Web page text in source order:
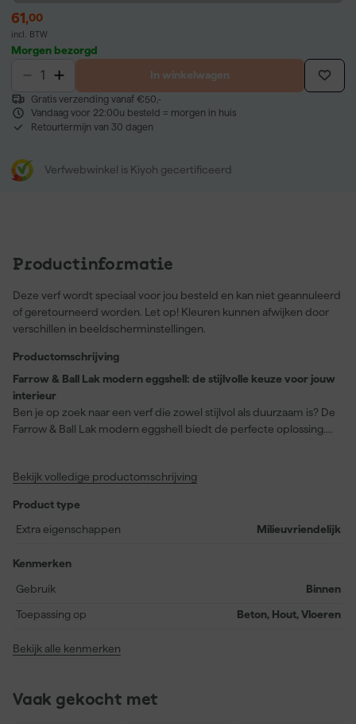
61,00
incl. BTW
Morgen bezorgd
In winkelwagen
Gratis verzending vanaf €50,-
Vandaag voor 22:00u besteld = morgen in huis
Retourtermijn van 30 dagen
Verfwebwinkel is Kiyoh gecertificeerd
Productinformatie
Deze verf wordt speciaal voor jou besteld en kan niet geannuleerd
of geretourneerd worden. Let op! Kleuren kunnen afwijken door
verschillen in beeldscherminstellingen.
Productomschrijving
Farrow & Ball Lak modern eggshell: de stijlvolle keuze voor jouw
interieur
Ben je op zoek naar een verf die zowel stijlvol als duurzaam is? De
Farrow & Ball Lak modern eggshell biedt de perfecte oplossing.
kleurdekking zorgt het voor een strakke en hoogwaardige
heeft ondanks zijn naam een subtiele groene ondertoon,
geïnspireerd door populaire 19e-eeuwse Franse decoratiestijlen.
geschikt voor houtwerk buitenshuis en voordeuren. Bovendien is
intensief gebruik. Met een rendement van 12 vierkante meter per
liter en een stofdroogtijd van slechts 2 uur, is deze verf ook nog
eggshell en geniet van een duurzame en stijlvolle afwerking.
Bekijk volledige productomschrijving
Product type
Extra eigenschappen
Milieuvriendelijk
Kenmerken
Gebruik
Binnen
Toepassing op Beton, Hout, Vloeren
Bekijk alle kenmerken
Vaak gekocht met